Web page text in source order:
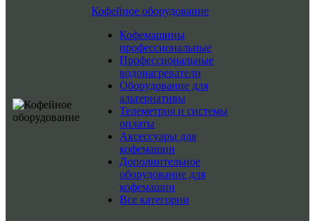
Кофейное оборудование
Кофемашины
профессиональные
Профессиональные
водонагреватели
Оборудование для
альтернативы
Телеметрия и системы
оплаты
Аксессуары для
кофемашин
Дополнительное
оборудование для
кофемашин
Все категории